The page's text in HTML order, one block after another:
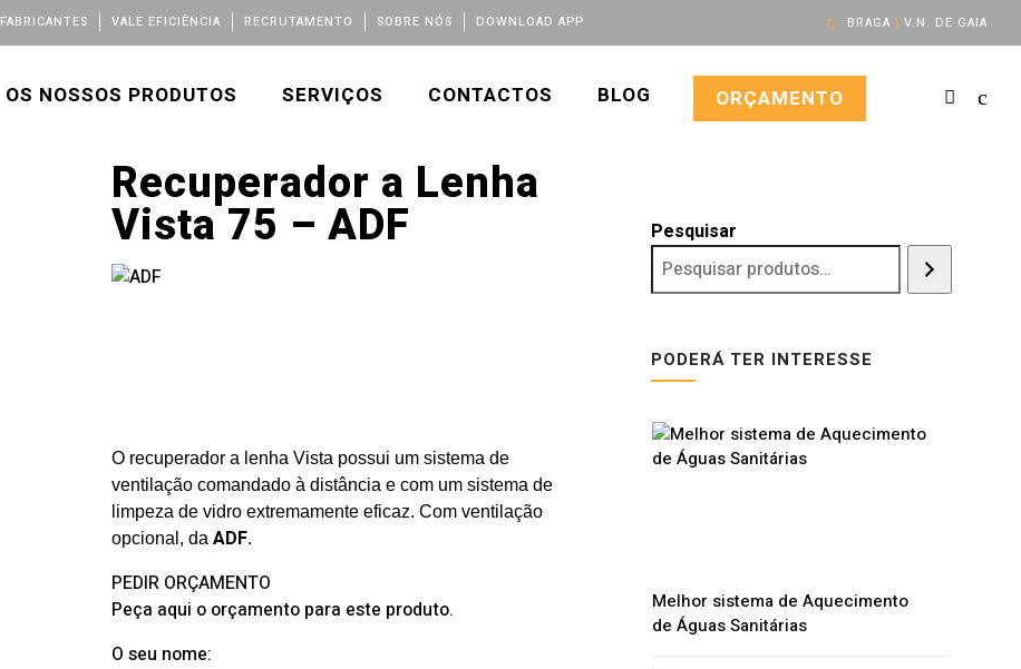
BRAGA | V.N. DE GAIA
FABRICANTES VALE EFICIÊNCIA RECRUTAMENTO SOBRE NÓS DOWNLOAD APP
OS NOSSOS PRODUTOS SERVIÇOS CONTACTOS BLOG ORÇAMENTO
Recuperador a Lenha
Vista 75 – ADF
O recuperador a lenha Vista possui um sistema de
ventilação comandado à distância e com um sistema de
limpeza de vidro extremamente eficaz. Com ventilação
opcional, daADF.
PEDIR ORÇAMENTO
Peça aqui o orçamento para este produto.
O seu nome:
Pesquisar
PODERÁ TER INTERESSE
Melhor sistema de Aquecimento
de Águas Sanitárias